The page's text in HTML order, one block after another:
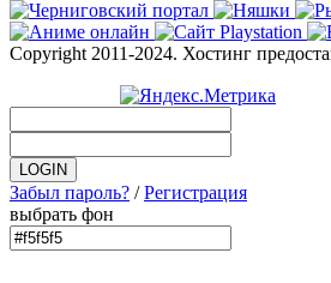
Copyright 2011-2024. Хостинг
Забыл пароль? /Регистрация
выбрать фон